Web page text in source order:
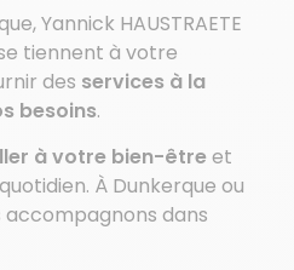
Yannick HAUSTRAETE
tiennent à votre
des services à la
besoins.
à votre bien-être et
À Dunkerque ou
accompagnons dans